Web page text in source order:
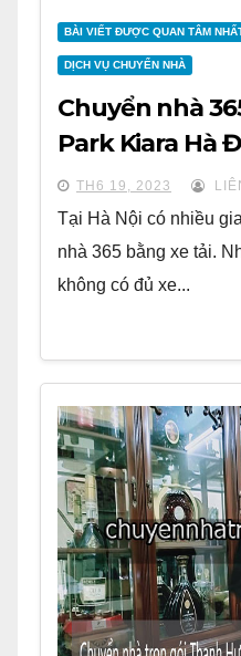
BÀI VIẾT ĐƯỢC QUAN TÂM
DỊCH VỤ CHUYỂN NHÀ
Chuyển nhà
Park Kiara Hà
TH6 19, 2023
Tại Hà Nội có nhiều
nhà 365 bằng xe tải.
không có đủ xe...